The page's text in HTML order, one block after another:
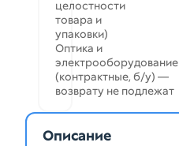
целостности
товара и
упаковки)
Оптика и
электрооборудование
(контрактные, б/у) —
возврату не подлежат
Описание